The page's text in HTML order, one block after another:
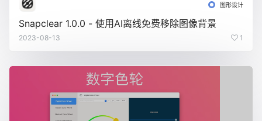
图形设计
Snapclear 1.0.0 - 使用AI离线免费移除图像背景
2023-08-13 1